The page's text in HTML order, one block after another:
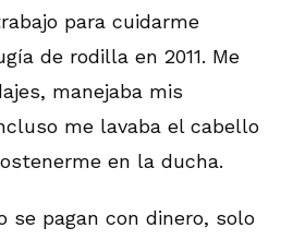
para cuidarme
de rodilla en 2011. Me
manejaba mis
me lavaba el cabello
en la ducha.
se pagan con dinero, solo